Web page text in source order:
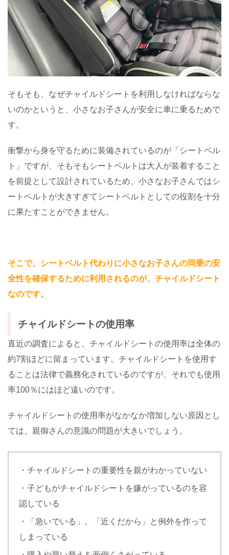
そもそも、なぜチャイルドシートを利用しなければならな
いのかというと、小さなお子さんが安全に車に乗るためで
す。
衝撃から身を守るために装備されているのが「シートベル
ト」ですが、そもそもシートベルトは大人が装着すること
を前提として設計されているため、小さなお子さんではシ
ートベルトが大きすぎてシートベルトとしての役割を十分
に果たすことができません。
そこで、シートベルト代わりに小さなお子さんの同乗の安
全性を確保するために利用されるのが、チャイルドシート
なのです。
チャイルドシートの使用率
直近の調査によると、チャイルドシートの使用率は全体の
約7割ほどに留まっています。チャイルドシートを使用す
ることは法律で義務化されているのですが、それでも使用
率100％にはほど遠いのです。
チャイルドシートの使用率がなかなか増加しない原因とし
ては、親御さんの意識の問題が大きいでしょう。
・チャイルドシートの重要性を親がわかっていない
・子どもがチャイルドシートを嫌がっているのを容
認している
・「急いでいる」、「近くだから」と例外を作って
しまっている